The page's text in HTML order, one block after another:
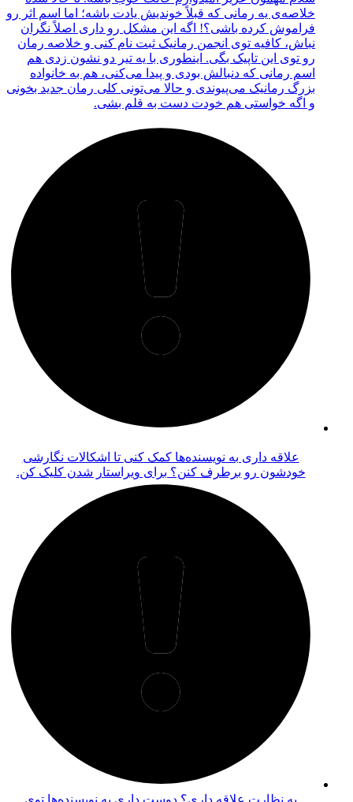
خلاصه‌ی یه رمانی که قبلاً خوندیش یادت باشه؛ اما اسم اثر رو
فراموش کرده باشی؟! اگه این مشکل رو داری اصلاً نگران
نباش، کافیه توی انجمن رمانیک ثبت نام کنی و خلاصه رمان
رو توی این تاپیک بگی. اینطوری با یه تیر دو نشون زدی هم
اسم رمانی که دنبالش بودی و پیدا می‌کنی، هم به خانواده
بزرگ رمانیک می‌پیوندی و حالا می‌تونی کلی رمان جدید بخونی
و اگه خواستی هم خودت دست به قلم بشی.